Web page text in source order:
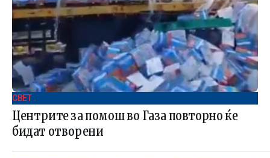
СВЕТ .
Центрите за помош во Газа повторно ќе
бидат отворени